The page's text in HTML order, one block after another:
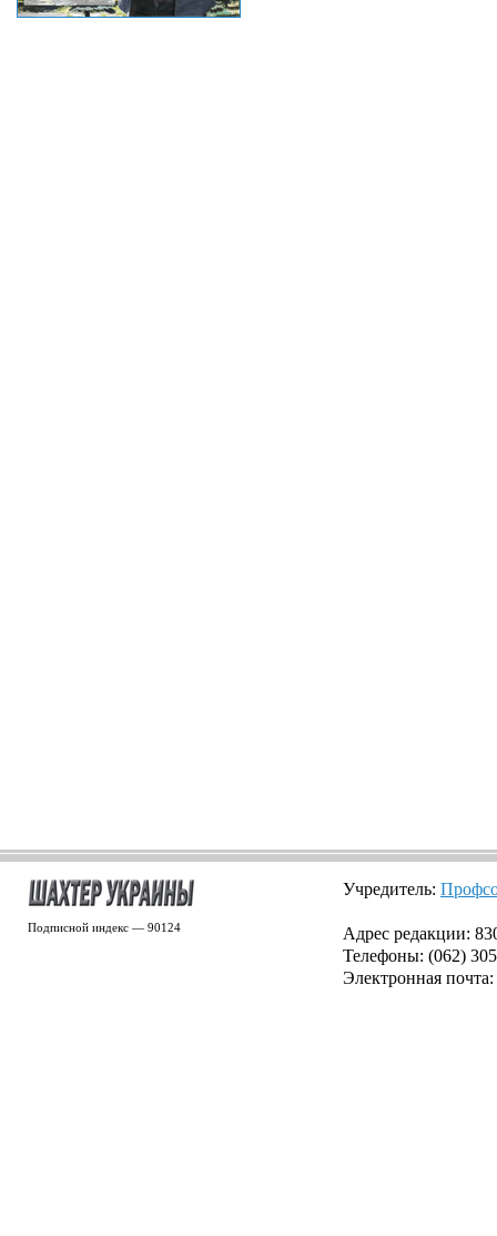
Подписной индекс — 90124
Учредитель:
Адрес редакции:
Телефоны: (062)
Электронная почта: